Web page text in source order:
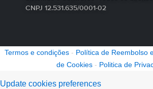
CNPJ 12.531.635/0001-02
Termos e condições - Política de Reembolso
de Cookies- Politica de
Update cookies preferences